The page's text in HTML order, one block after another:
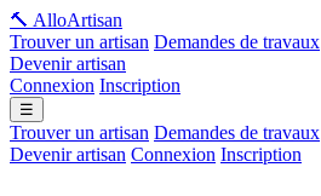
🔨 AlloArtisan
Trouver un artisan Demandes de travaux
Devenir artisan
Connexion Inscription
☰
Trouver un artisan Demandes de travaux
Devenir artisan Connexion Inscription